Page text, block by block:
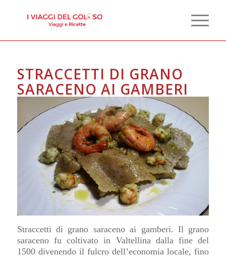
STRACCETTI DI GRANO
SARACENO AI GAMBERI
Straccetti di grano saraceno ai gamberi. Il grano
saraceno fu coltivato in Valtellina dalla fine del
1500 divenendo il fulcro dell’economia locale, fino